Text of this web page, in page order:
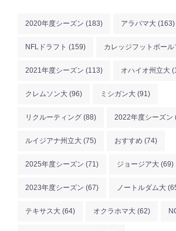
2020年度シーズン (183) アラバマ大 (163)
NFLドラフト (159) カレッジフットボール
2021年度シーズン (113) オハイオ州立大
クレムソン大 (96) ミシガン大 (91)
リクルーティング (88) 2022年度シーズン
ルイジアナ州立大 (75) おすすめ (74)
2025年度シーズン (71) ジョージア大 (69)
2023年度シーズン (67) ノートルダム大
テキサス大 (64) オクラホマ大 (62)